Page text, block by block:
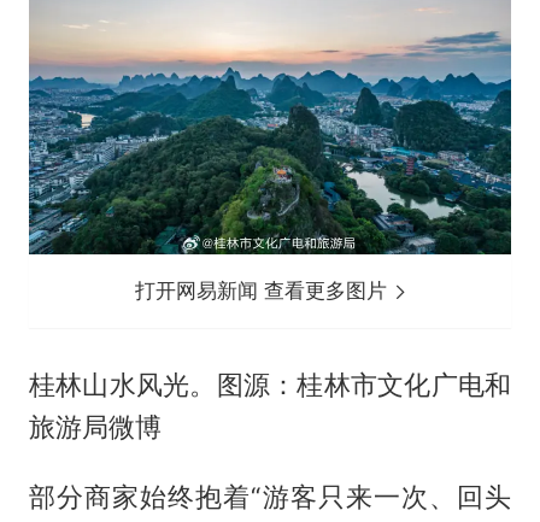
打开网易新闻 查看更多图片
桂林山水风光。图源：桂林市文化广电和
旅游局微博
部分商家始终抱着“游客只来一次、回头